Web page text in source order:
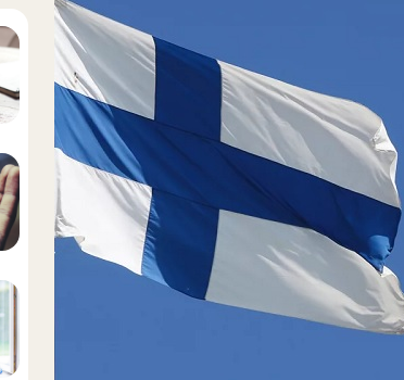
تقویم دیواری